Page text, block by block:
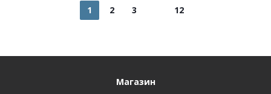
1 2 3 12
Магазин